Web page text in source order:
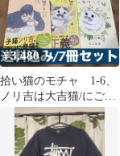
¥3,480
拾い猫のモチャ 1-6、
ノリ吉は大吉猫/にごた